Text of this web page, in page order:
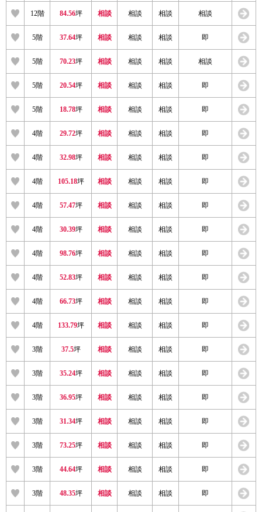
12階 84.56坪 相談 相談 相談 相談
5階 37.64坪 相談 相談 相談 即
5階 70.23坪 相談 相談 相談 相談
5階 20.54坪 相談 相談 相談 即
5階 18.78坪 相談 相談 相談 即
4階 29.72坪 相談 相談 相談 即
4階 32.98坪 相談 相談 相談 即
4階 105.18坪 相談 相談 相談 即
4階 57.47坪 相談 相談 相談 即
4階 30.39坪 相談 相談 相談 即
4階 98.76坪 相談 相談 相談 即
4階 52.83坪 相談 相談 相談 即
4階 66.73坪 相談 相談 相談 即
4階 133.79坪 相談 相談 相談 即
3階 37.5坪 相談 相談 相談 即
3階 35.24坪 相談 相談 相談 即
3階 36.95坪 相談 相談 相談 即
3階 31.34坪 相談 相談 相談 即
3階 73.25坪 相談 相談 相談 即
3階 44.64坪 相談 相談 相談 即
3階 48.35坪 相談 相談 相談 即